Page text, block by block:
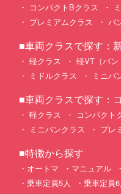
コンパクトBクラス
プレミアムクラス
バ
■車両クラスで探す：
軽クラス 軽VT（バン
ミドルクラス
ミニバ
■車両クラスで探す：
軽クラス コンパクト
ミニバンクラス
プレ
■特徴から探す
オートマ マニュアル
乗車定員5人
乗車定員